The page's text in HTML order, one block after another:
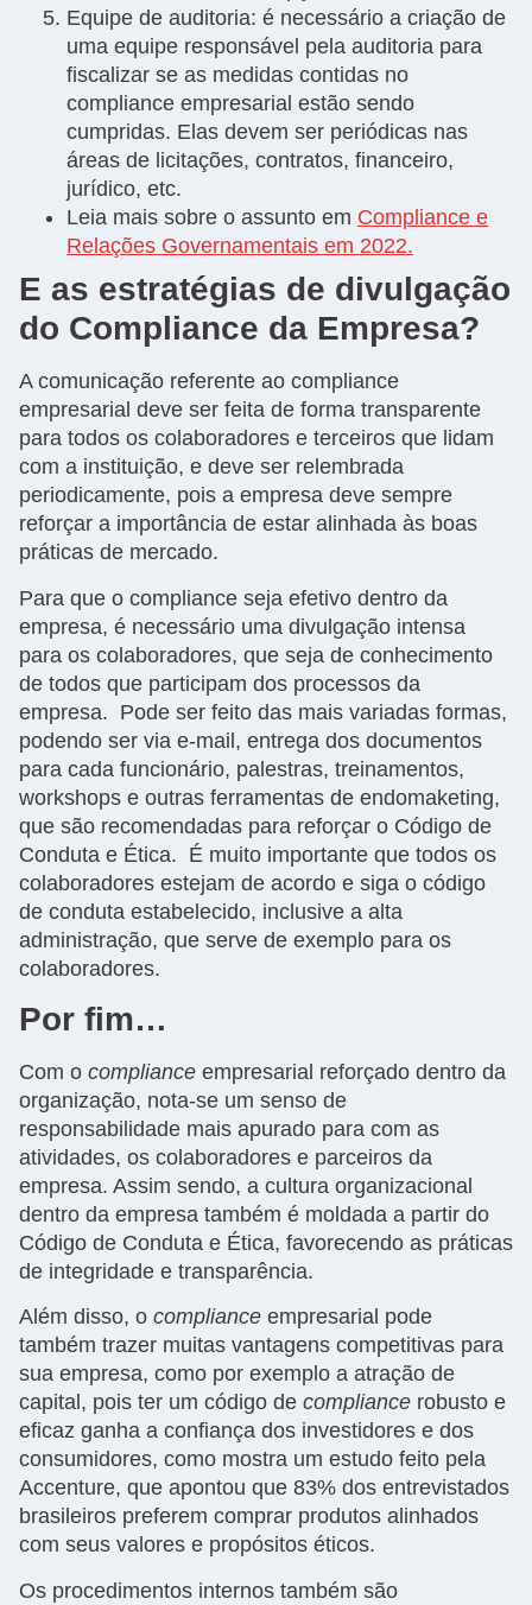
Equipe de auditoria: é necessário a criação de
uma equipe responsável pela auditoria para
fiscalizar se as medidas contidas no
compliance empresarial estão sendo
cumpridas. Elas devem ser periódicas nas
áreas de licitações, contratos, financeiro,
jurídico, etc.
Leia mais sobre o assunto em Compliance e
Relações Governamentais em 2022.
E as estratégias de divulgação
do Compliance da Empresa?
A comunicação referente ao compliance
empresarial deve ser feita de forma transparente
para todos os colaboradores e terceiros que lidam
com a instituição, e deve ser relembrada
periodicamente, pois a empresa deve sempre
reforçar a importância de estar alinhada às boas
práticas de mercado.
Para que o compliance seja efetivo dentro da
empresa, é necessário uma divulgação intensa
para os colaboradores, que seja de conhecimento
de todos que participam dos processos da
empresa. Pode ser feito das mais variadas formas,
podendo ser via e-mail, entrega dos documentos
para cada funcionário, palestras, treinamentos,
workshops e outras ferramentas de endomaketing,
que são recomendadas para reforçar o Código de
Conduta e Ética. É muito importante que todos os
colaboradores estejam de acordo e siga o código
de conduta estabelecido, inclusive a alta
administração, que serve de exemplo para os
colaboradores.
Por fim…
Com o compliance empresarial reforçado dentro da
organização, nota-se um senso de
responsabilidade mais apurado para com as
atividades, os colaboradores e parceiros da
empresa. Assim sendo, a cultura organizacional
dentro da empresa também é moldada a partir do
Código de Conduta e Ética, favorecendo as práticas
de integridade e transparência.
Além disso, o compliance empresarial pode
também trazer muitas vantagens competitivas para
sua empresa, como por exemplo a atração de
capital, pois ter um código de compliance robusto e
eficaz ganha a confiança dos investidores e dos
consumidores, como mostra um estudo feito pela
Accenture, que apontou que 83% dos entrevistados
brasileiros preferem comprar produtos alinhados
com seus valores e propósitos éticos.
Os procedimentos internos também são